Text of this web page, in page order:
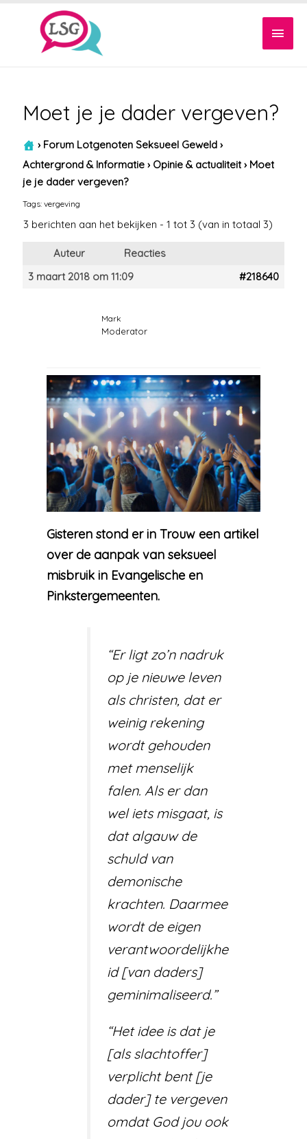
Moet je je dader vergeven?
› Forum Lotgenoten Seksueel Geweld ›
Achtergrond & Informatie › Opinie & actualiteit › Moet
je je dader vergeven?
Tags:vergeving
3 berichten aan het bekijken - 1 tot 3 (van in totaal 3)
Auteur
Reacties
3 maart 2018 om 11:09
#218640
Mark
Moderator
Gisteren stond er in Trouw een artikel
over de aanpak van seksueel
misbruik in Evangelische en
Pinkstergemeenten.
“Er ligt zo’n nadruk
op je nieuwe leven
als christen, dat er
weinig rekening
wordt gehouden
met menselijk
falen. Als er dan
wel iets misgaat, is
dat algauw de
schuld van
demonische
krachten. Daarmee
wordt de eigen
verantwoordelijkhe
id [van daders]
geminimaliseerd.”
“Het idee is dat je
[als slachtoffer]
verplicht bent [je
dader] te vergeven
omdat God jou ook